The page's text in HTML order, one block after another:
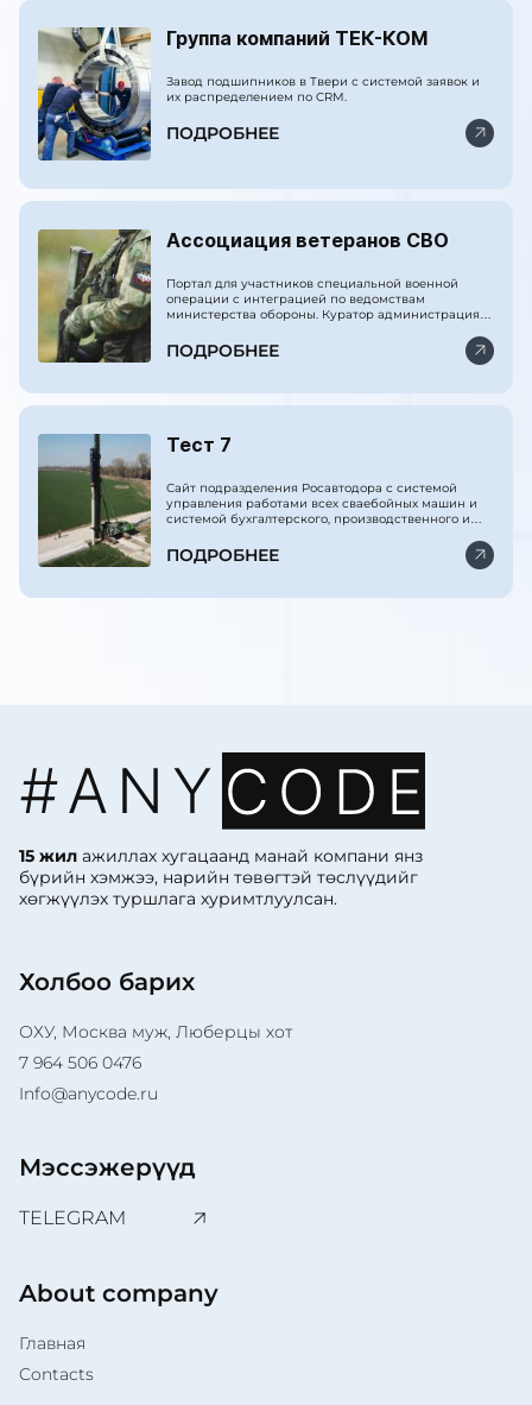
Группа компаний ТЕК-КОМ
Завод подшипников в Твери с системой заявок и
их распределением по CRM.
ПОДРОБНЕЕ
Ассоциация ветеранов СВО
Портал для участников специальной военной
операции с интеграцией по ведомствам
министерства обороны. Куратор администрация
ПОДРОБНЕЕ
Тест 7
Сайт подразделения Росавтодора с системой
управления работами всех сваебойных машин и
системой бухгалтерского, производственного и
ПОДРОБНЕЕ
15 жил ажиллах хугацаанд манай компани янз
бүрийн хэмжээ, нарийн төвөгтэй төслүүдийг
хөгжүүлэх туршлага хуримтлуулсан.
Холбоо барих
ОХУ, Москва муж, Люберцы хот
7 964 506 0476
Info@anycode.ru
About company
Главная
Contacts
Мэссэжерүүд
TELEGRAM